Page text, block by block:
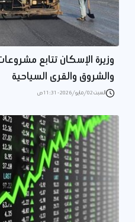
وزيرة الإسكان تتابع
والشروق والقرى السياحية
السبت 02/مايو/2026 - 11:31 ص